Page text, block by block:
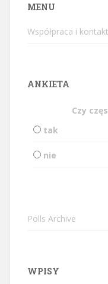
MENU
Współpraca i kontakt
ANKIETA
Czy
tak
nie
Polls Archive
WPISY